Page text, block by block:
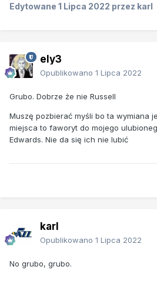
Edytowane 1 Lipca 2022 przez karl
ely3
Opublikowano 1 Lipca 2022
Grubo. Dobrze że nie Russell
Muszę pozbierać myśli bo ta wymiana
miejsca to faworyt do mojego
Edwards. Nie da się ich nie lubić
karl
Opublikowano 1 Lipca 2022
No grubo, grubo.